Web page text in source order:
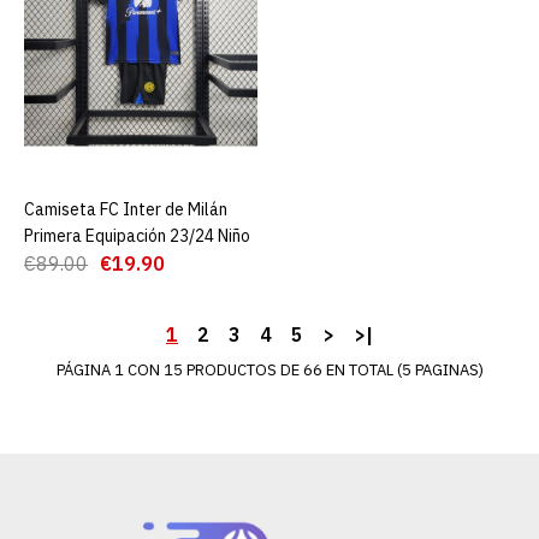
€89.00 €19.90
AGREGAR AL CARRO
Camiseta FC Inter de Milán
Primera Equipación 23/24 Niño
€89.00 €19.90
1 2 3 4 5 > >|
PÁGINA 1 CON 15 PRODUCTOS DE 66 EN TOTAL (5 PAGINAS)